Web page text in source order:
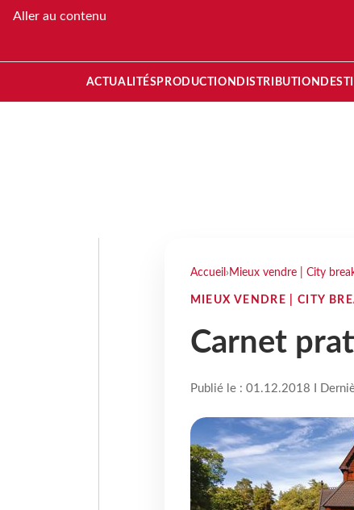
Aller au contenu
ACTUALITÉS PRODUCTION DISTRIBUTION
Accueil › Mieux vendre | City
MIEUX VENDRE | CITY
Carnet
Publié le : 01.12.2018 I